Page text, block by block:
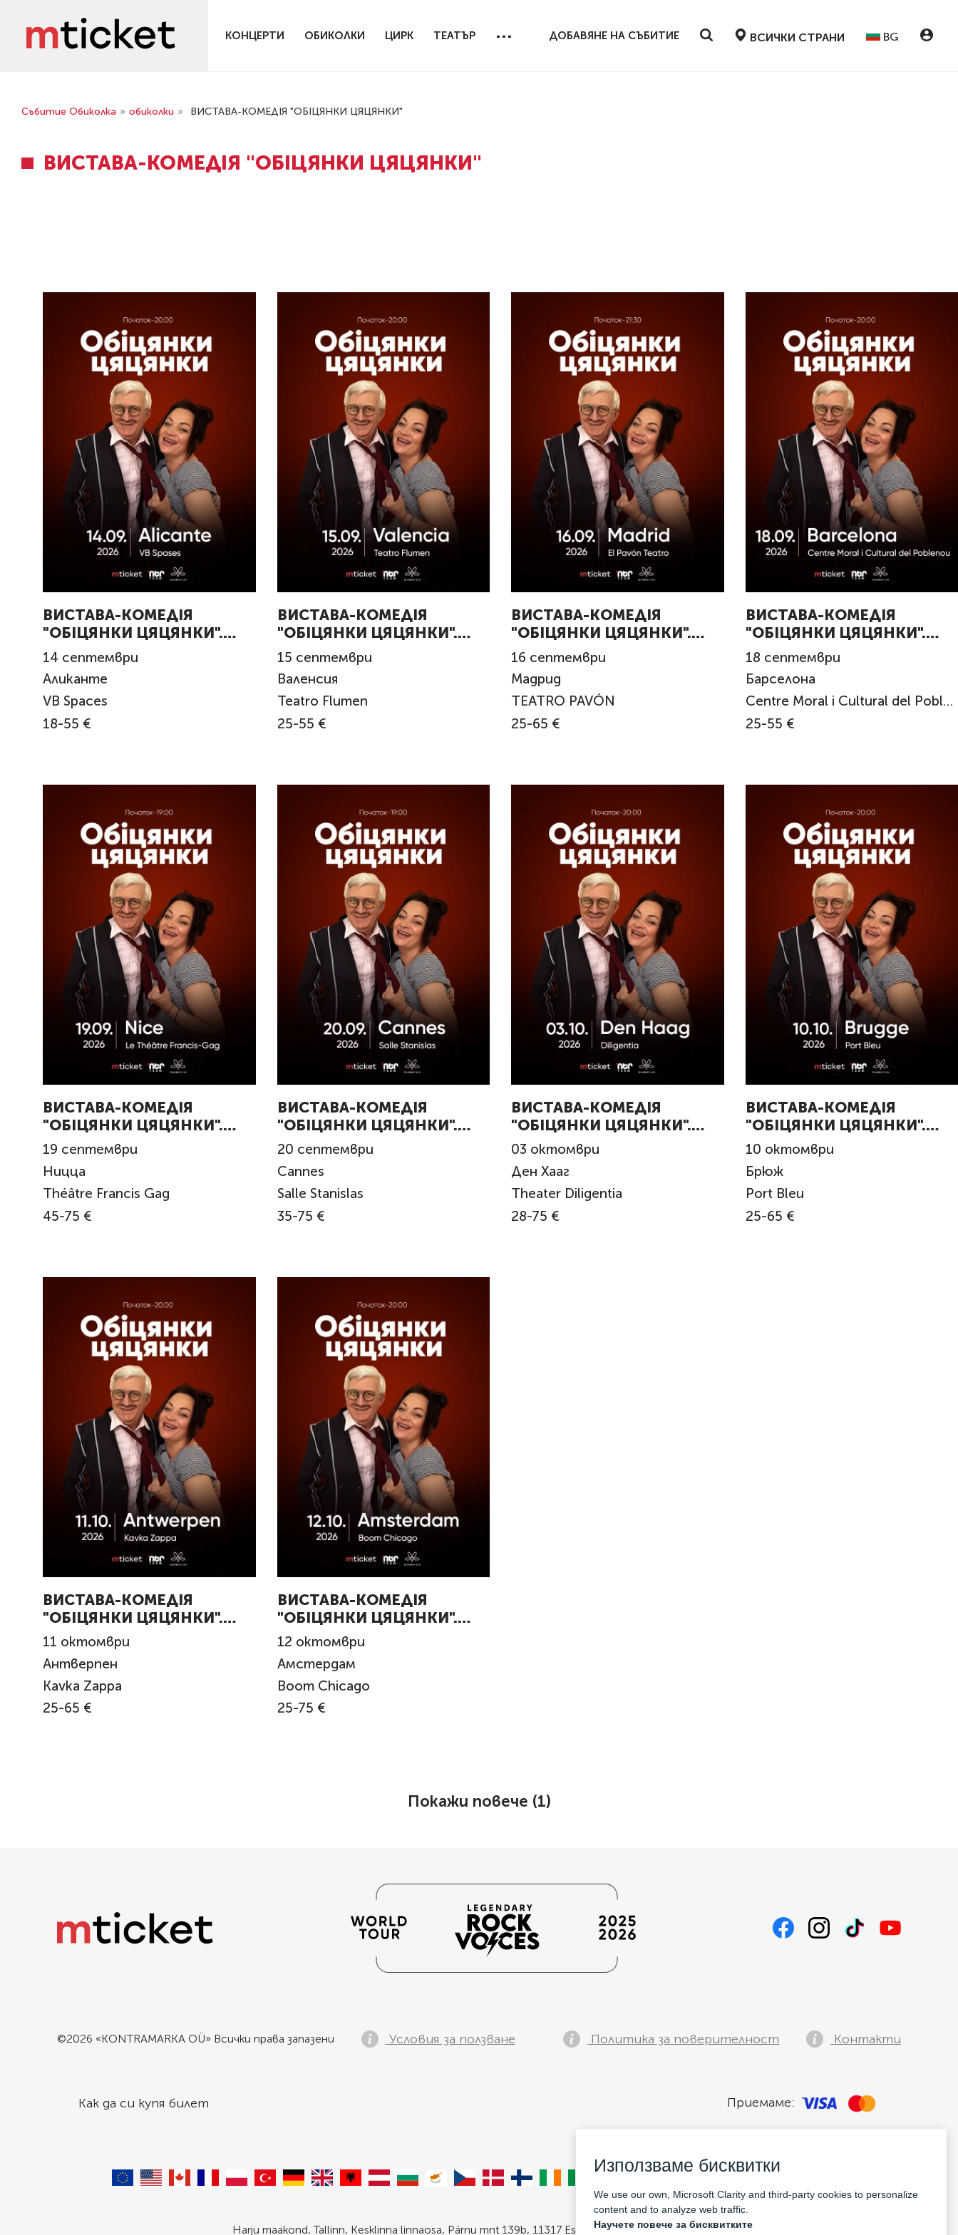
КОНЦЕРТИ ОБИКОЛКИ ЦИРК ТЕАТЪР ... ДОБАВЯНЕ НА СЪБИТИЕ ВСИЧКИ СТРАНИ BG
Събитие Обиколка » обиколки » ВИСТАВА-КОМЕДІЯ "ОБІЦЯНКИ ЦЯЦЯНКИ"
ВИСТАВА-КОМЕДІЯ "ОБІЦЯНКИ ЦЯЦЯНКИ"
ВИСТАВА-КОМЕДІЯ
"ОБІЦЯНКИ ЦЯЦЯНКИ".
Alicante
14 септември
Аликанте
VB Spaces
18-55 €
ВИСТАВА-КОМЕДІЯ
"ОБІЦЯНКИ ЦЯЦЯНКИ".
València
15 септември
Валенсия
Teatro Flumen
25-55 €
ВИСТАВА-КОМЕДІЯ
"ОБІЦЯНКИ ЦЯЦЯНКИ".
Madrid
16 септември
Мадрид
TEATRO PAVÓN
25-65 €
ВИСТАВА-КОМЕДІЯ
"ОБІЦЯНКИ ЦЯЦЯНКИ".
Barcelona
18 септември
Барселона
Centre Moral i Cultural del Poblenou
25-55 €
ВИСТАВА-КОМЕДІЯ
"ОБІЦЯНКИ ЦЯЦЯНКИ".
Nice
19 септември
Ницца
Théâtre Francis Gag
45-75 €
ВИСТАВА-КОМЕДІЯ
"ОБІЦЯНКИ ЦЯЦЯНКИ".
CANNES
20 септември
Cannes
Salle Stanislas
35-75 €
ВИСТАВА-КОМЕДІЯ
"ОБІЦЯНКИ ЦЯЦЯНКИ".
Den Haag
03 октомври
Ден Хааг
Theater Diligentia
28-75 €
ВИСТАВА-КОМЕДІЯ
"ОБІЦЯНКИ ЦЯЦЯНКИ".
Bruges
10 октомври
Брюж
Port Bleu
25-65 €
ВИСТАВА-КОМЕДІЯ
"ОБІЦЯНКИ ЦЯЦЯНКИ".
Antwerpen
11 октомври
Антверпен
Kavka Zappa
25-65 €
ВИСТАВА-КОМЕДІЯ
"ОБІЦЯНКИ ЦЯЦЯНКИ".
Amsterdam
12 октомври
Амстердам
Boom Chicago
25-75 €
Покажи повече (1)
©2026 «KONTRAMARKA OÜ» Всички права запазени Условия за ползване Политика за поверителност Контакти
Как да си купя билет Приемаме:
Harju maakond, Tallinn, Kesklinna linnaosa, Pärnu mnt 139b, 11317 Estonia. Company Nr: 14693656
Използваме бисквитки
We use our own, Microsoft Clarity and third-party cookies to personalize
content and to analyze web traffic.
Научете повече за бисквитките